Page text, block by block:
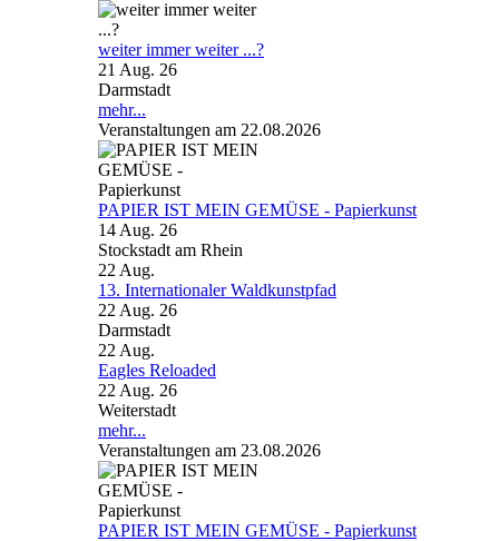
weiter immer weiter ...?
21 Aug. 26
Darmstadt
mehr...
Veranstaltungen am 22.08.2026
PAPIER IST MEIN GEMÜSE - Papierkunst
14 Aug. 26
Stockstadt am Rhein
22 Aug.
13. Internationaler Waldkunstpfad
22 Aug. 26
Darmstadt
22 Aug.
Eagles Reloaded
22 Aug. 26
Weiterstadt
mehr...
Veranstaltungen am 23.08.2026
PAPIER IST MEIN GEMÜSE - Papierkunst